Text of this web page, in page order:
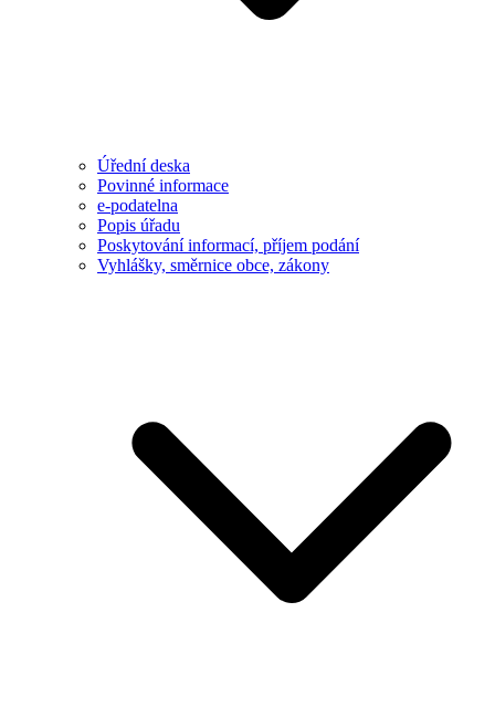
Úřední deska
Povinné informace
e-podatelna
Popis úřadu
Poskytování informací, příjem podání
Vyhlášky, směrnice obce, zákony